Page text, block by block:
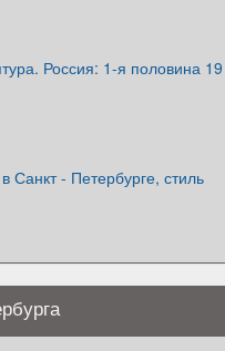
Россия: 1-я половина 19
Санкт - Петербурге, стиль